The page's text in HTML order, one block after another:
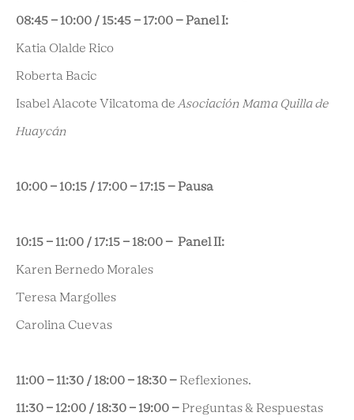
08:45 - 10:00 / 15:45 - 17:00 – Panel I:
Katia Olalde Rico
Roberta Bacic
Isabel Alacote Vilcatoma deAsociación Mama Quilla de
Huaycán
10:00 - 10:15 / 17:00 - 17:15 – Pausa
10:15 - 11:00 / 17:15 - 18:00 – Panel II:
Karen Bernedo Morales
Teresa Margolles
Carolina Cuevas
11:00 - 11:30 / 18:00 - 18:30 – Reflexiones.
11:30 - 12:00 / 18:30 - 19:00 – Preguntas & Respuestas